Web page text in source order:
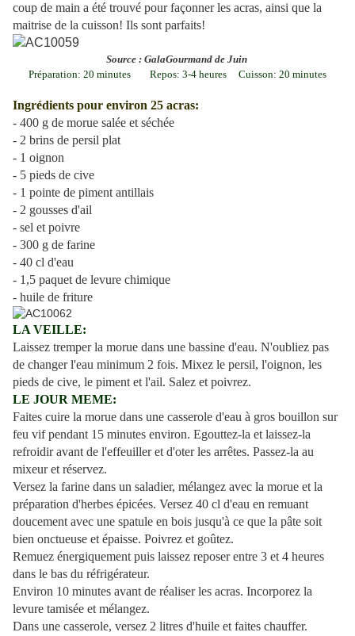
coup de main a été trouvé pour façonner les acras, ainsi que la
maitrise de la cuisson! Ils sont parfaits!
Source : GalaGourmand de Juin
Préparation: 20 minutes Repos: 3-4 heures Cuisson: 20 minutes
Ingrédients pour environ 25 acras:
- 400 g de morue salée et séchée
- 2 brins de persil plat
- 1 oignon
- 5 pieds de cive
- 1 pointe de piment antillais
- 2 gousses d'ail
- sel et poivre
- 300 g de farine
- 40 cl d'eau
- 1,5 paquet de levure chimique
- huile de friture
LA VEILLE:
Laissez tremper la morue dans une bassine d'eau. N'oubliez pas
de changer l'eau minimum 2 fois. Mixez le persil, l'oignon, les
pieds de cive, le piment et l'ail. Salez et poivrez.
LE JOUR MEME:
Faites cuire la morue dans une casserole d'eau à gros bouillon sur
feu vif pendant 15 minutes environ. Egouttez-la et laissez-la
refroidir avant de l'effeuiller et d'oter les arrêtes. Passez-la au
mixeur et réservez.
Versez la farine dans un saladier, mélangez avec la morue et la
préparation d'herbes épicées. Versez 40 cl d'eau en remuant
doucement avec une spatule en bois jusqu'à ce que la pâte soit
bien onctueuse et épaisse. Poivrez et goûtez.
Remuez énergiquement puis laissez reposer entre 3 et 4 heures
dans le bas du réfrigérateur.
Environ 10 minutes avant de réaliser les acras. Incorporez la
levure tamisée et mélangez.
Dans une casserole, versez 2 litres d'huile et faites chauffer.